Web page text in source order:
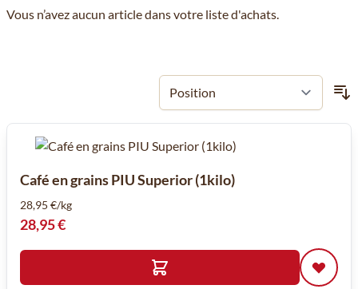
Café en grains PIU Superior (1kilo)
28,95 €/kg
28,95 €
Vous n’avez aucun article dans votre liste d'achats.